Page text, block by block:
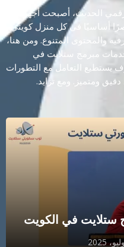
الحديث، أصبحت أجهزة
أساسيًا في كل منزل كويتي
والمحتوى المتنوع. ومن هنا،
مبرمج ستلايت في
يستطيع التعامل مع التطورات
ومتميز. ومع تزايد.
ستلايت في الكويت